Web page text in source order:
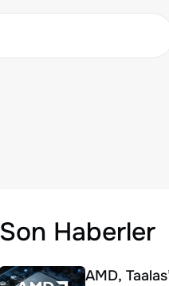
Son Haberler
AMD,